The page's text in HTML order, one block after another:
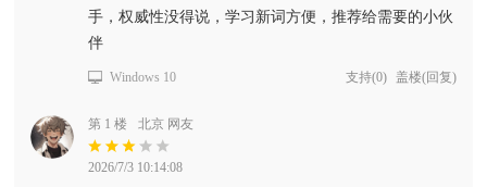
手，权威性没得说，学习新词方便，推荐给需要的小伙
伴
Windows 10 支持(0) 盖楼(回复)
第 1 楼 北京 网友
2026/7/3 10:14:08